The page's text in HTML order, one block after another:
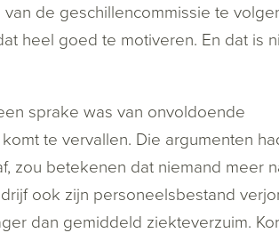
de geschillencommissie te
heel goed te motiveren. En dat is
sprake was van onvoldoende
te vervallen. Die argumenten
zou betekenen dat niemand meer
ook zijn personeelsbestand
dan gemiddeld ziekteverzuim.